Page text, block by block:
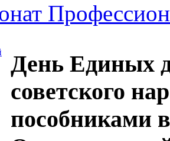
День Единых
советского
пособниками